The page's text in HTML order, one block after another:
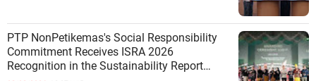
PTP NonPetikemas's Social Responsibility
Commitment Receives ISRA 2026
Recognition in the Sustainability Report